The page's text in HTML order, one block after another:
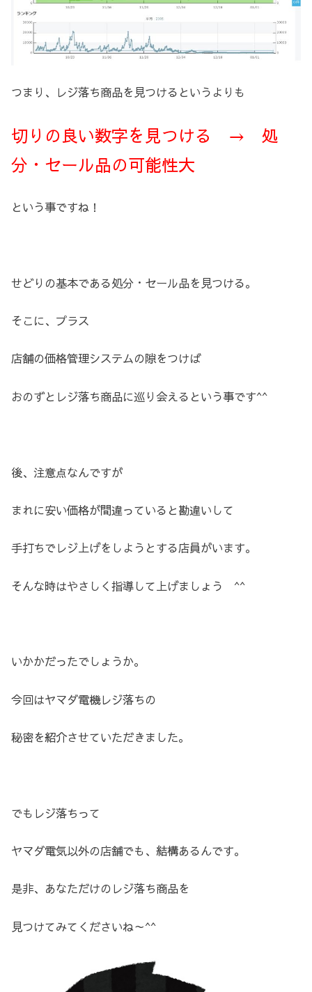
つまり、レジ落ち商品を見つけるというよりも
切りの良い数字を見つける → 処
分・セール品の可能性大
という事ですね！
せどりの基本である処分・セール品を見つける。
そこに、プラス
店舗の価格管理システムの隙をつけば
おのずとレジ落ち商品に巡り会えるという事です^^
後、注意点なんですが
まれに安い価格が間違っていると勘違いして
手打ちでレジ上げをしようとする店員がいます。
そんな時はやさしく指導して上げましょう ^^
いかかだったでしょうか。
今回はヤマダ電機レジ落ちの
秘密を紹介させていただきました。
でもレジ落ちって
ヤマダ電気以外の店舗でも、結構あるんです。
是非、あなただけのレジ落ち商品を
見つけてみてくださいね～^^